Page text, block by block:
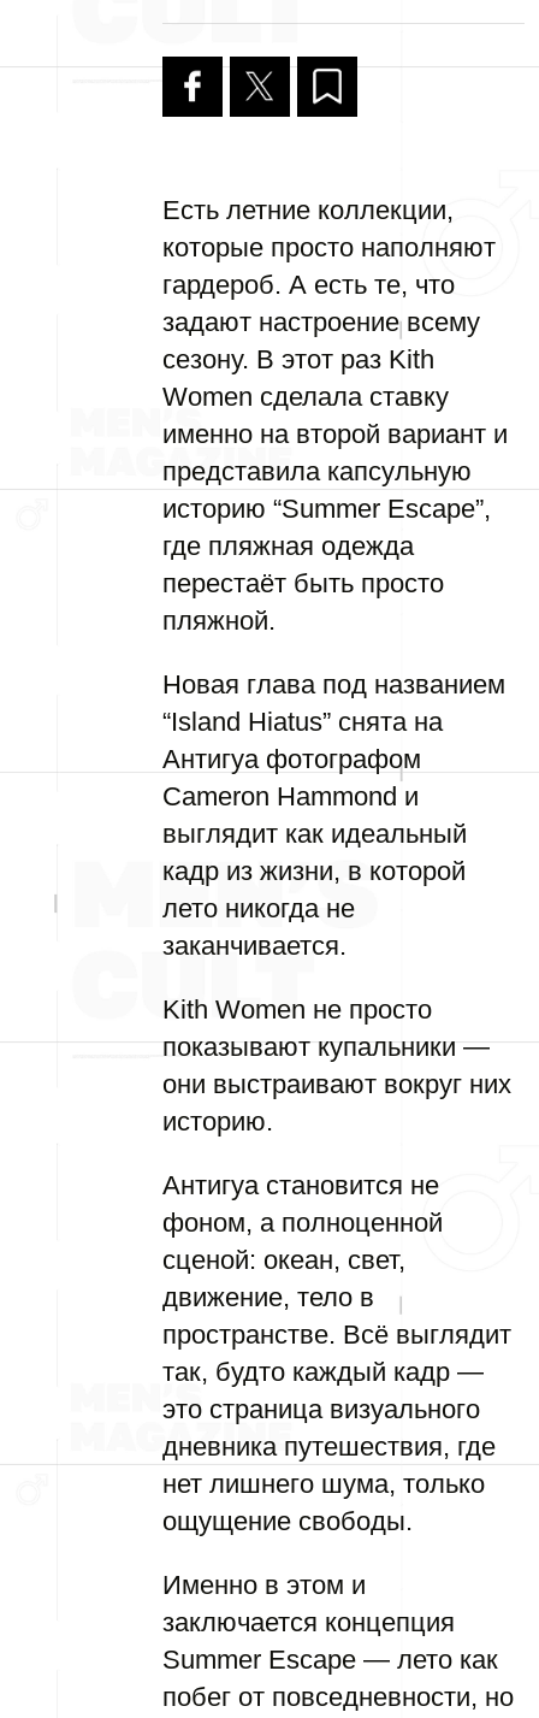
Есть летние коллекции,
которые просто наполняют
гардероб. А есть те, что
задают настроение всему
сезону. В этот раз Kith
Women сделала ставку
именно на второй вариант и
представила капсульную
историю “Summer Escape”,
где пляжная одежда
перестаёт быть просто
пляжной.
Новая глава под названием
“Island Hiatus” снята на
Антигуа фотографом
Cameron Hammond и
выглядит как идеальный
кадр из жизни, в которой
лето никогда не
заканчивается.
Kith Women не просто
показывают купальники —
они выстраивают вокруг них
историю.
Антигуа становится не
фоном, а полноценной
сценой: океан, свет,
движение, тело в
пространстве. Всё выглядит
так, будто каждый кадр —
это страница визуального
дневника путешествия, где
нет лишнего шума, только
ощущение свободы.
Именно в этом и
заключается концепция
Summer Escape — лето как
побег от повседневности, но